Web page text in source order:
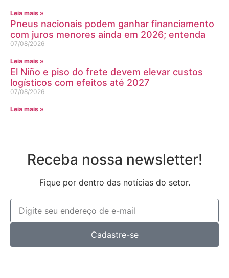
Leia mais »
Pneus nacionais podem ganhar financiamento
com juros menores ainda em 2026; entenda
07/08/2026
Leia mais »
El Niño e piso do frete devem elevar custos
logísticos com efeitos até 2027
07/08/2026
Leia mais »
Receba nossa newsletter!
Fique por dentro das notícias do setor.
Cadastre-se